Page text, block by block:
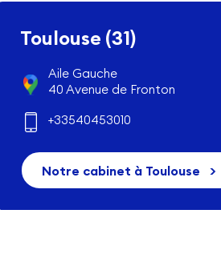
Toulouse (31)
Aile Gauche
40 Avenue de Fronton
+33540453010
Notre cabinet à Toulouse >